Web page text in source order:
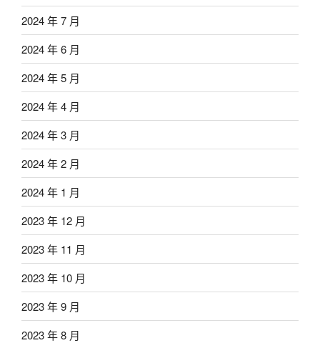
2024 年 7 月
2024 年 6 月
2024 年 5 月
2024 年 4 月
2024 年 3 月
2024 年 2 月
2024 年 1 月
2023 年 12 月
2023 年 11 月
2023 年 10 月
2023 年 9 月
2023 年 8 月